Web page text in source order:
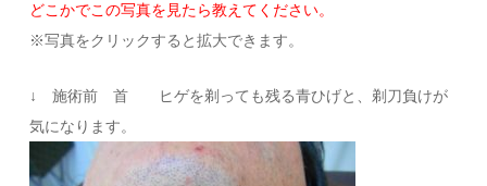
どこかでこの写真を見たら教えてください。
※写真をクリックすると拡大できます。
↓ 施術前 首 ヒゲを剃っても残る青ひげと、剃刀負けが
気になります。